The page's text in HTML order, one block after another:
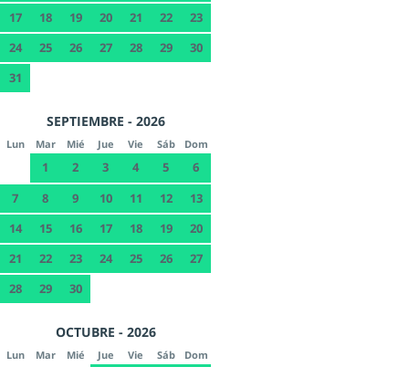
17
18 19 20 21 22
23
24
25 26 27 28 29
30
31
SEPTIEMBRE - 2026
Lun Mar Mié Jue Vie Sáb Dom
1 2 3 4 5
6
7
8 9 10 11 12
13
14
15 16 17 18 19
20
21
22 23 24 25 26
27
28
29 30
OCTUBRE - 2026
Lun Mar Mié Jue Vie Sáb Dom